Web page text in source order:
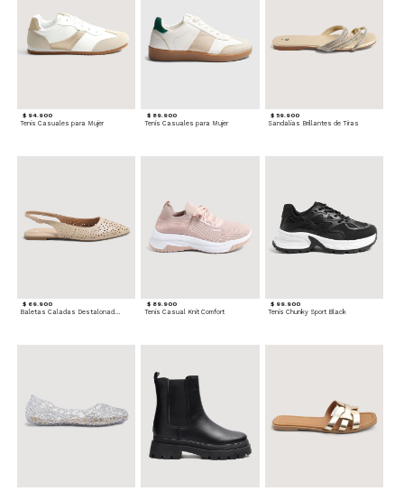
$ 94.900
Tenis Casuales para Mujer
$ 89.900
Tenis Casuales para Mujer
$ 59.900
Sandalias Brillantes de Tiras
$ 69.900
Baletas Caladas Destalonadas
$ 89.900
Tenis Casual Knit Comfort
$ 99.900
Tenis Chunky Sport Black